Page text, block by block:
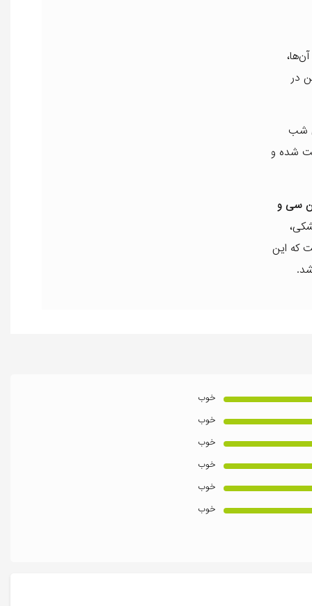
در
شب
شده و
سی و
که این
خوب
خوب
خوب
خوب
خوب
خوب